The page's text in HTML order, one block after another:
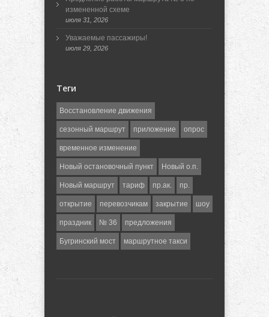
измененной схеме
июля 31, 2026
Уважаемые пассажиры!
июля 29, 2026
Теги
Восстановление движения
сезонный маршрут приложение опрос
временное изменение
Новый остановочный пункт Новый о.п.
Новый маршрут тариф пр.ак. пр.
открытие перевозчикам закрытие шоу
праздник № 36 предложения
Бугринский мост маршрутное такси